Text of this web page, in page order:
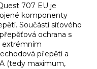
707 EU je
komponenty
Součástí síťového
ochrana s
extrémním
přepětí a
(tedy maximum,